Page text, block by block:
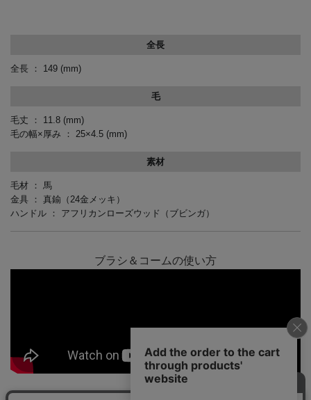
全長
全長 ： 149 (mm)
毛
毛丈 ： 11.8 (mm)
毛の幅×厚み ： 25×4.5 (mm)
素材
毛材 ： 馬
金具 ： 真鍮（24金メッキ）
ハンドル ： アフリカンローズウッド（ブビンガ）
ブラシ＆コームの使い方